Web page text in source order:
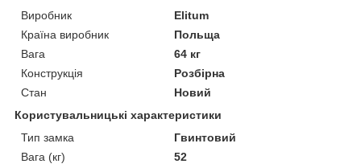
Виробник
Elitum
Країна виробник
Польща
Вага
64 кг
Конструкція
Розбірна
Стан
Новий
Користувальницькі характеристики
Тип замка
Гвинтовий
Вага (кг)
52